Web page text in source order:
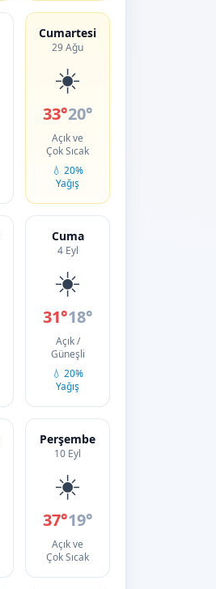
Cumartesi
29 Ağu
☀️
33°20°
Açık ve
Çok Sıcak
💧 20%
Yağış
Cuma
4 Eyl
☀️
31°18°
Açık /
Güneşli
💧 20%
Yağış
Perşembe
10 Eyl
☀️
37°19°
Açık ve
Çok Sıcak